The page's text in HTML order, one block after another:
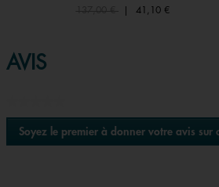
Price reduced from
137,00 €to 41,10 €
AVIS
Aucune
valeur
de
Soyez le premier à donner votre avis sur
.